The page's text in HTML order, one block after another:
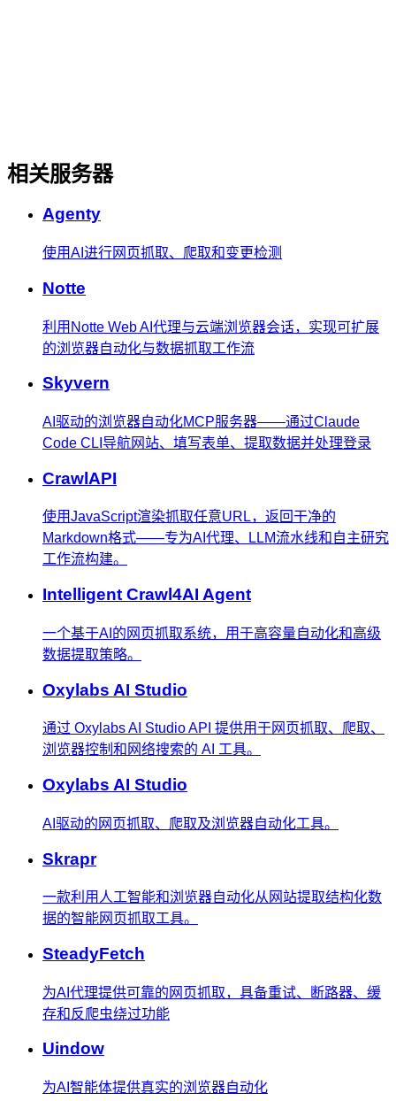
相关服务器
Agenty
使用AI进行网页抓取、爬取和变更检测
Notte
利用Notte Web AI代理与云端浏览器会话，实现可扩展
的浏览器自动化与数据抓取工作流
Skyvern
AI驱动的浏览器自动化MCP服务器——通过Claude
Code CLI导航网站、填写表单、提取数据并处理登录
CrawlAPI
使用JavaScript渲染抓取任意URL，返回干净的
Markdown格式——专为AI代理、LLM流水线和自主研究
工作流构建。
Intelligent Crawl4AI Agent
一个基于AI的网页抓取系统，用于高容量自动化和高级
数据提取策略。
Oxylabs AI Studio
通过 Oxylabs AI Studio API 提供用于网页抓取、爬取、
浏览器控制和网络搜索的 AI 工具。
Oxylabs AI Studio
AI驱动的网页抓取、爬取及浏览器自动化工具。
Skrapr
一款利用人工智能和浏览器自动化从网站提取结构化数
据的智能网页抓取工具。
SteadyFetch
为AI代理提供可靠的网页抓取，具备重试、断路器、缓
存和反爬虫绕过功能
Uindow
为AI智能体提供真实的浏览器自动化